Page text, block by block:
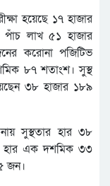
হয়েছে ১৭ হাজার
পাঁচ লাখ ৫১ হাজার
করোনা পজিটিভ
৮৭ শতাংশ। সুস্থ
৩৮ হাজার ১৮৯
সুস্থতার হার ৩৮
হার এক দশমিক ৩৩
জন।